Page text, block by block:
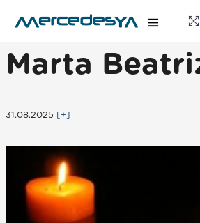
Marta
31.08.2025 [+]